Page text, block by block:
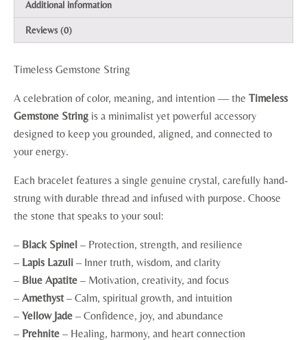
Additional information
Reviews (0)
Timeless Gemstone String
A celebration of color, meaning, and intention — the Timeless
Gemstone String is a minimalist yet powerful accessory
designed to keep you grounded, aligned, and connected to
your energy.
Each bracelet features a single genuine crystal, carefully hand-
strung with durable thread and infused with purpose. Choose
the stone that speaks to your soul:
– Black Spinel – Protection, strength, and resilience
– Lapis Lazuli – Inner truth, wisdom, and clarity
– Blue Apatite – Motivation, creativity, and focus
– Amethyst– Calm, spiritual growth, and intuition
– Yellow Jade – Confidence, joy, and abundance
– Prehnite – Healing, harmony, and heart connection